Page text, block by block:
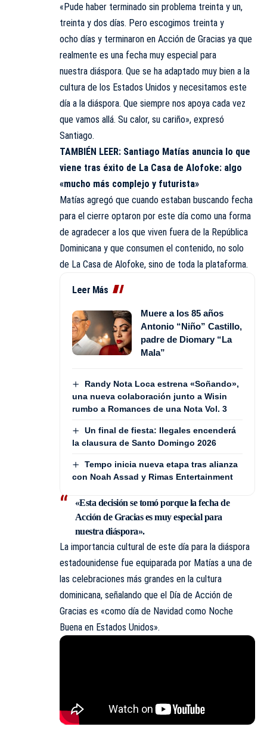
«Pude haber terminado sin problema treinta y un,
treinta y dos días. Pero escogimos treinta y
ocho días y terminaron en Acción de Gracias ya que
realmente es una fecha muy especial para
nuestra diáspora. Que se ha adaptado muy bien a la
cultura de los Estados Unidos y necesitamos este
día a la diáspora. Que siempre nos apoya cada vez
que vamos allá. Su calor, su cariño», expresó
Santiago.
TAMBIÉN LEER: Santiago Matías anuncia lo que
viene tras éxito de La Casa de Alofoke: algo
«mucho más complejo y futurista»
Matías agregó que cuando estaban buscando fecha
para el cierre optaron por este día como una forma
de agradecer a los que viven fuera de la República
Dominicana y que consumen el contenido, no solo
de La Casa de Alofoke, sino de toda la plataforma.
Leer Más
Muere a los 85 años
Antonio “Niño” Castillo,
padre de Diomary “La
Mala”
Randy Nota Loca estrena «Soñando»,
una nueva colaboración junto a Wisin
rumbo a Romances de una Nota Vol. 3
Un final de fiesta: Ilegales encenderá
la clausura de Santo Domingo 2026
Tempo inicia nueva etapa tras alianza
con Noah Assad y Rimas Entertainment
«Esta decisión se tomó porque la fecha de
Acción de Gracias es muy especial para
nuestra diáspora».
La importancia cultural de este día para la diáspora
estadounidense fue equiparada por Matías a una de
las celebraciones más grandes en la cultura
dominicana, señalando que el Día de Acción de
Gracias es «como día de Navidad como Noche
Buena en Estados Unidos».